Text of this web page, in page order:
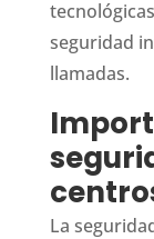
seguridad
llamadas.
La